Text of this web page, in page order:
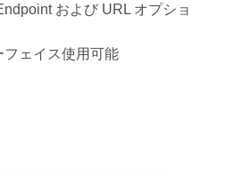
および URL オプショ
フェイス使用可能